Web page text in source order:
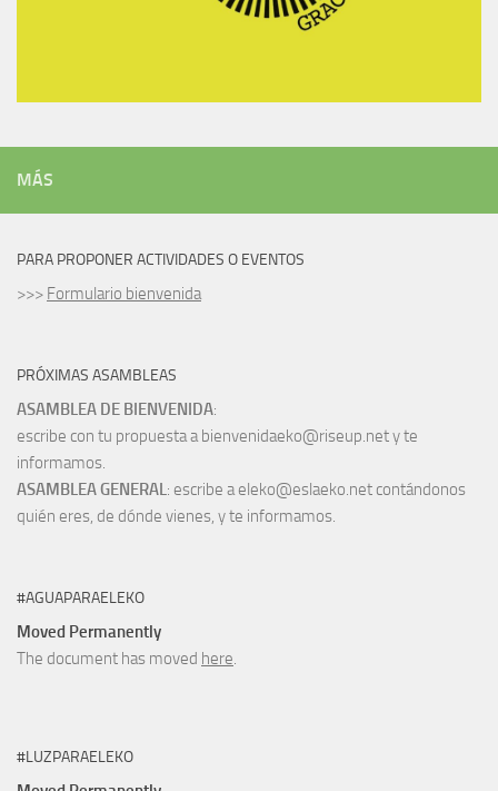
MÁS
PARA PROPONER ACTIVIDADES O EVENTOS
>>> Formulario bienvenida
PRÓXIMAS ASAMBLEAS
ASAMBLEA DE BIENVENIDA:
escribe con tu propuesta a bienvenidaeko@riseup.net y te
informamos.
ASAMBLEA GENERAL : escribe a eleko@eslaeko.net contándonos
quién eres, de dónde vienes, y te informamos.
#AGUAPARAELEKO
Moved Permanently
The document has moved here
#LUZPARAELEKO